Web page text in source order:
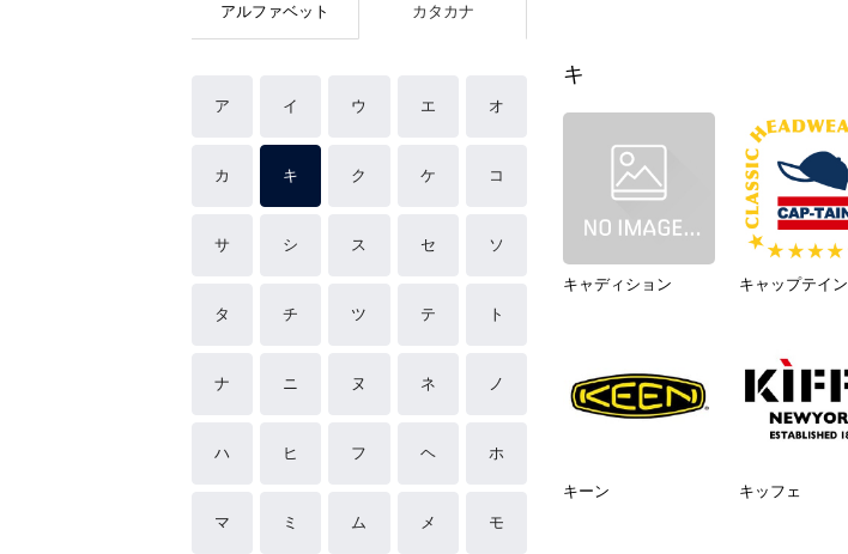
アルファベット カタカナ
ア イ ウ エ オ
カ キ ク ケ コ
サ シ ス セ ソ
タ チ ツ テ ト
ナ ニ ヌ ネ ノ
ハ ヒ フ ヘ ホ
マ ミ ム メ モ
キ
キャディション キャップテイン
キーン キッフェ